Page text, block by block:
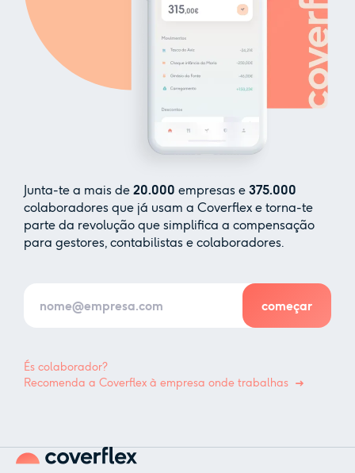
Junta-te a mais de 20.000 empresas e 375.000
colaboradores que já usam a Coverflex e torna-te
parte da revolução que simplifica a compensação
para gestores, contabilistas e colaboradores.
És colaborador?
Recomenda a Coverflex à empresa onde trabalhas